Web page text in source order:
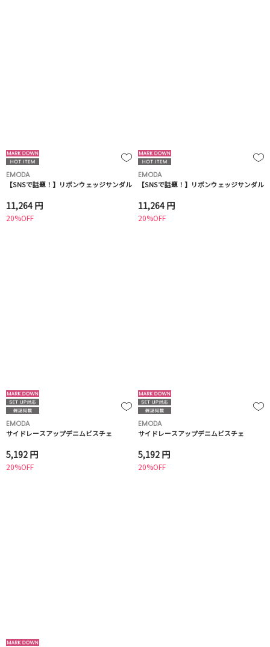
EMODA
【SNSで話題！】リボンウェッジサンダル
11,264 円
20%OFF
EMODA
【SNSで話題！】リボンウェッジサンダル
11,264 円
20%OFF
EMODA
サイドレースアップデニムビスチェ
5,192 円
20%OFF
EMODA
サイドレースアップデニムビスチェ
5,192 円
20%OFF